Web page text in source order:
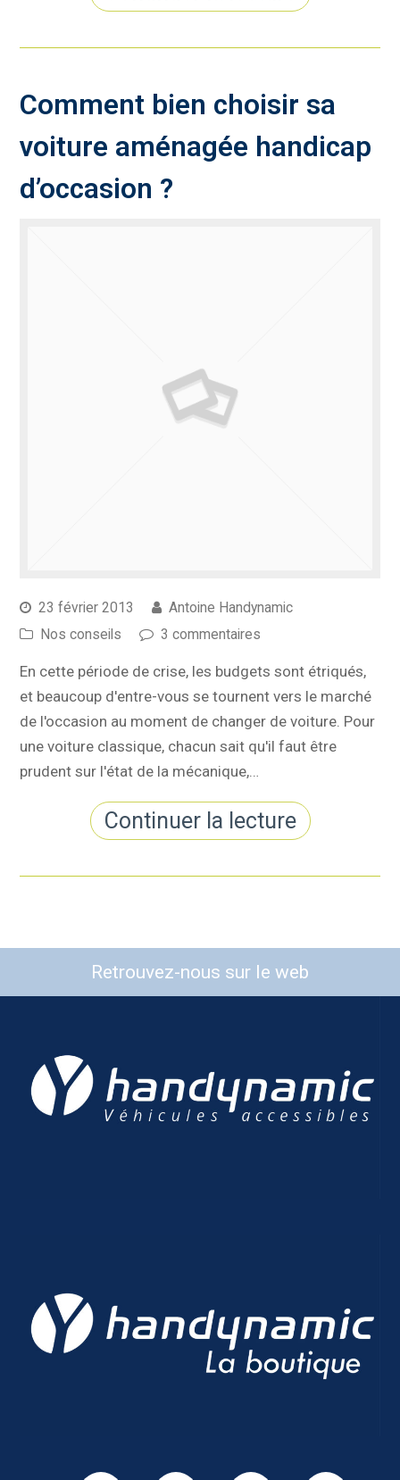
Comment bien choisir sa
voiture aménagée handicap
d’occasion ?
23 février 2013
Antoine Handynamic
Nos conseils
3 commentaires
En cette période de crise, les budgets sont étriqués,
et beaucoup d'entre-vous se tournent vers le marché
de l'occasion au moment de changer de voiture. Pour
une voiture classique, chacun sait qu'il faut être
prudent sur l'état de la mécanique,…
Continuer la lecture
Retrouvez-nous sur le web